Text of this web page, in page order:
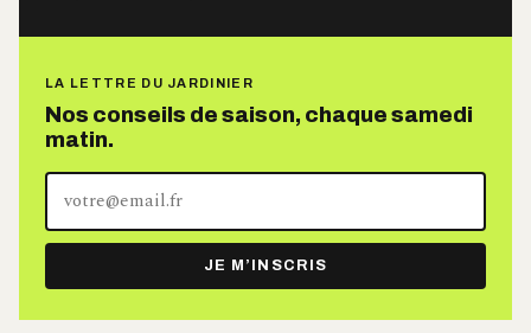
LA LETTRE DU JARDINIER
Nos conseils de saison, chaque samedi
matin.
Votre
adresse
e-
mail
JE M’INSCRIS